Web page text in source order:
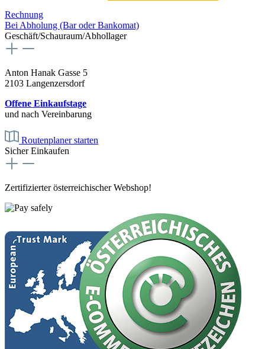
Rechnung
Bei Abholung (Bar oder Bankomat)
Geschäft/Schauraum/Abhollager
Anton Hanak Gasse 5
2103 Langenzersdorf
Offene Einkaufstage
und nach Vereinbarung
Routenplaner starten
Sicher Einkaufen
Zertifizierter österreichischer Webshop!